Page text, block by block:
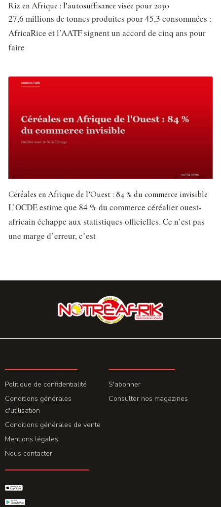
Riz en Afrique : l’autosuffisance visée pour 2030
27,6 millions de tonnes produites pour 45,3 consommées :
AfricaRice et l’AATF signent un accord de cinq ans pour
faire
Céréales en Afrique de l’Ouest : 84 % du commerce invisible
L’OCDE estime que 84 % du commerce céréalier ouest-
africain échappe aux statistiques officielles. Ce n’est pas
une marge d’erreur, c’est
Politique de confidentialité
Conditions générales
d'utilisation
Conditions générales de vente
Mentions légales
Nous contacter
S'abonner
Consulter nos magazines